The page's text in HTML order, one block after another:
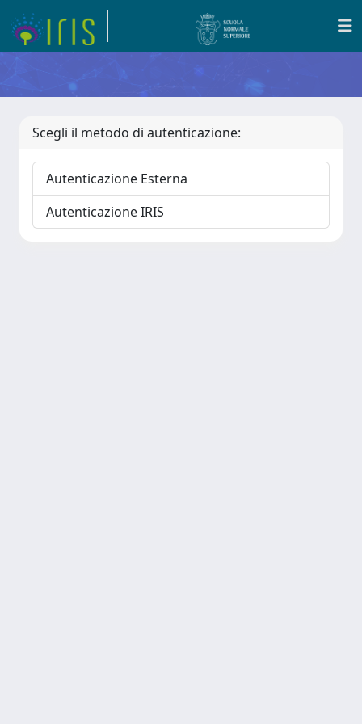
Scegli il metodo di autenticazione:
Autenticazione Esterna
Autenticazione IRIS